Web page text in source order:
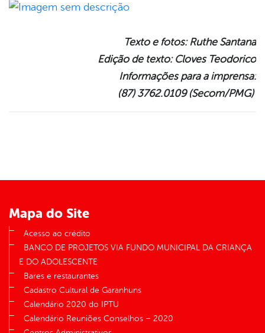
Texto e fotos: Ruthe Santana
Edição de texto: Cloves Teodorico
Informações para a imprensa:
(87) 3762.0109 (Secom/PMG)
Mapa do Site
Acesso ao crédito
BANCO DE PROJETOS VIA FUNDO MUNICIPAL DA CRIANÇA
E DO ADOLESCENTE
Bares e restaurantes
Cadastro Cultural de Garanhuns
Calendário 2020 do IPTU
Calendário Reuniões Conselhos – 2020